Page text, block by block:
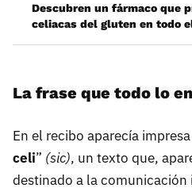
Descubren un fármaco que
celiacas del gluten en todo
La frase que todo lo
En el recibo aparecía
celi” (sic), un texto que,
destinado a la